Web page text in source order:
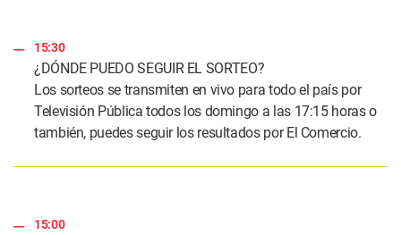
15:30
¿DÓNDE PUEDO SEGUIR EL SORTEO?
Los sorteos se transmiten en vivo para todo el país por
Televisión Pública todos los domingo a las 17:15 horas o
también, puedes seguir los resultados por El Comercio.
15:00